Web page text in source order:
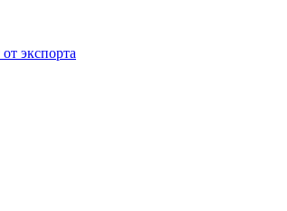
экспорта